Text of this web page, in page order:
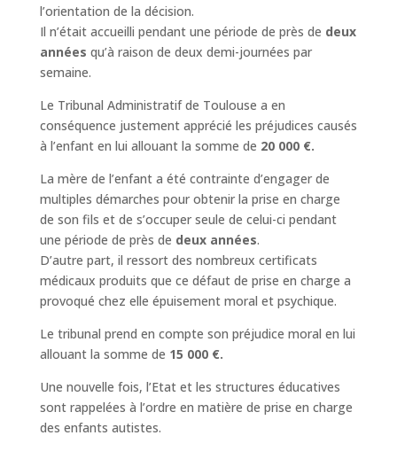
l’orientation de la décision.
Il n’était accueilli pendant une période de près de deux
années qu’à raison de deux demi-journées par
semaine.
Le Tribunal Administratif de Toulouse a en
conséquence justement apprécié les préjudices causés
à l’enfant en lui allouant la somme de 20 000 €.
La mère de l’enfant a été contrainte d’engager de
multiples démarches pour obtenir la prise en charge
de son fils et de s’occuper seule de celui-ci pendant
une période de près de deux années.
D’autre part, il ressort des nombreux certificats
médicaux produits que ce défaut de prise en charge a
provoqué chez elle épuisement moral et psychique.
Le tribunal prend en compte son préjudice moral en lui
allouant la somme de 15 000 €.
Une nouvelle fois, l’Etat et les structures éducatives
sont rappelées à l’ordre en matière de prise en charge
des enfants autistes.